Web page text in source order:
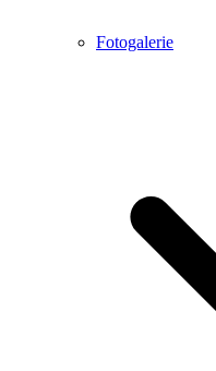
Fotogalerie